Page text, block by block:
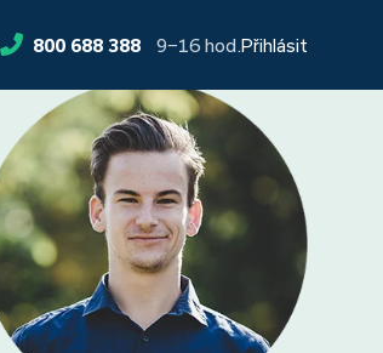
800 688 388 9−16 hod. Přihlásit